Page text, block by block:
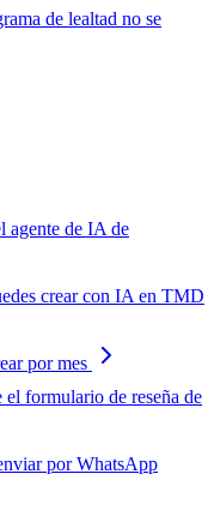
de lealtad no se
agente de IA de
crear con IA en TMD
por mes
formulario de reseña de
por WhatsApp